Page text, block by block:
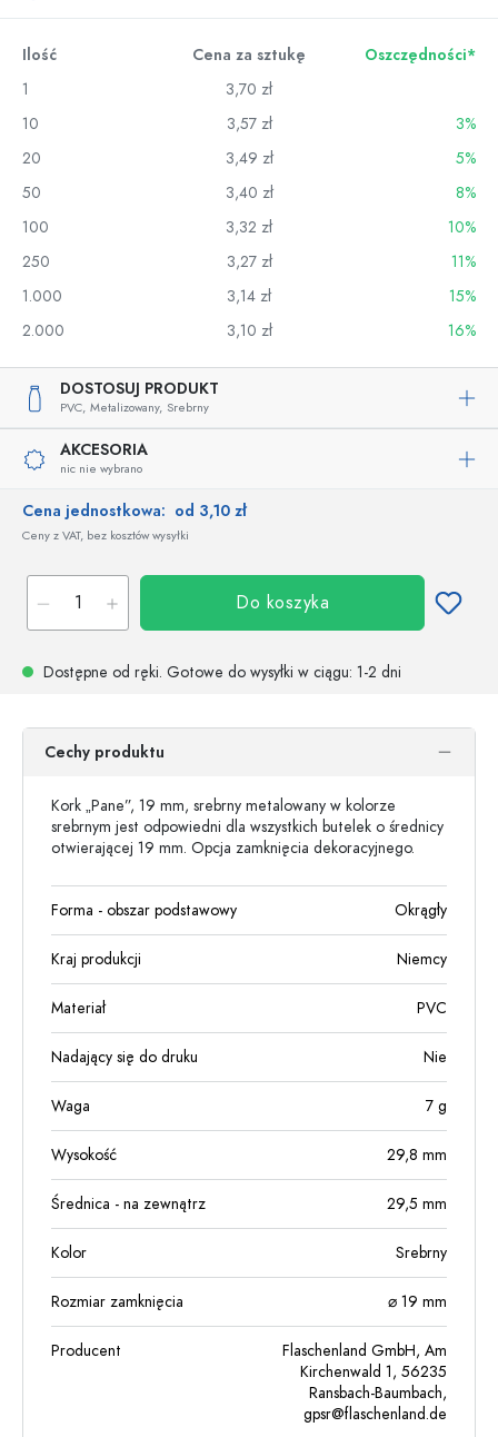
Ilość Cena za sztukę
Oszczędności*
1
3,70 zł
10
3,57 zł
3%
20
3,49 zł
5%
50
3,40 zł
8%
100
3,32 zł
10%
250
3,27 zł
11%
1.000
3,14 zł
15%
2.000
3,10 zł 16%
DOSTOSUJ PRODUKT
PVC, Metalizowany, Srebrny
AKCESORIA
nic nie wybrano
Cena jednostkowa: od 3,10 zł
Ceny z VAT, bez kosztów wysyłki
Do koszyka
Dostępne od ręki. Gotowe do wysyłki w ciągu: 1-2 dni
Cechy produktu
Kork „Pane”, 19 mm, srebrny metalowany w kolorze
srebrnym jest odpowiedni dla wszystkich butelek o średnicy
otwierającej 19 mm. Opcja zamknięcia dekoracyjnego.
Forma - obszar podstawowy Okrągły
Kraj produkcji Niemcy
Materiał PVC
Nadający się do druku Nie
Waga 7 g
Wysokość 29,8 mm
Średnica - na zewnątrz 29,5 mm
Kolor Srebrny
Rozmiar zamknięcia ⌀ 19 mm
Producent
Flaschenland GmbH, Am
Kirchenwald 1, 56235
Ransbach-Baumbach,
gpsr@flaschenland.de